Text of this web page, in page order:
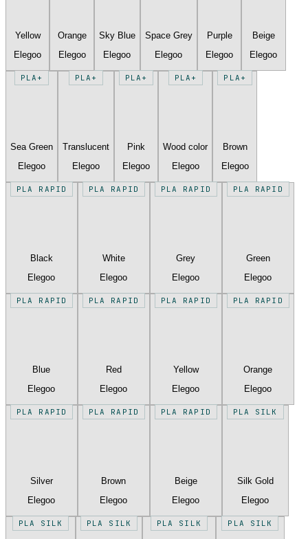
Yellow
Elegoo
Orange
Elegoo
Sky Blue
Elegoo
Space Grey
Elegoo
Purple
Elegoo
Beige
Elegoo
PLA+
Sea Green
Elegoo
PLA+
Translucent
Elegoo
PLA+
Pink
Elegoo
PLA+
Wood color
Elegoo
PLA+
Brown
Elegoo
PLA RAPID
Black
Elegoo
PLA RAPID
White
Elegoo
PLA RAPID
Grey
Elegoo
PLA RAPID
Green
Elegoo
PLA RAPID
Blue
Elegoo
PLA RAPID
Red
Elegoo
PLA RAPID
Yellow
Elegoo
PLA RAPID
Orange
Elegoo
PLA RAPID
Silver
Elegoo
PLA RAPID
Brown
Elegoo
PLA RAPID
Beige
Elegoo
PLA SILK
Silk Gold
Elegoo
PLA SILK PLA SILK PLA SILK PLA SILK